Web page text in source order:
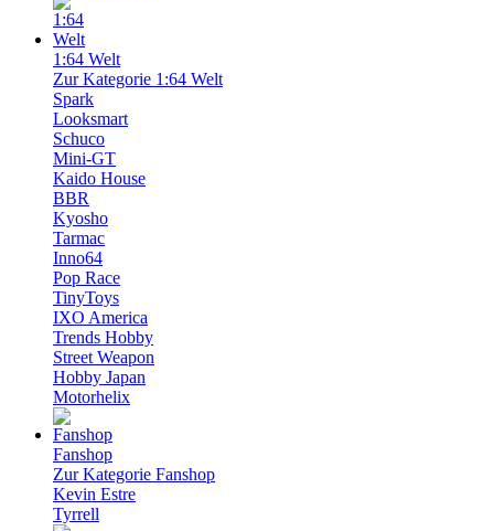
1:64 Welt
Zur Kategorie 1:64 Welt
Spark
Looksmart
Schuco
Mini-GT
Kaido House
BBR
Kyosho
Tarmac
Inno64
Pop Race
TinyToys
IXO America
Trends Hobby
Street Weapon
Hobby Japan
Motorhelix
Fanshop
Zur Kategorie Fanshop
Kevin Estre
Tyrrell